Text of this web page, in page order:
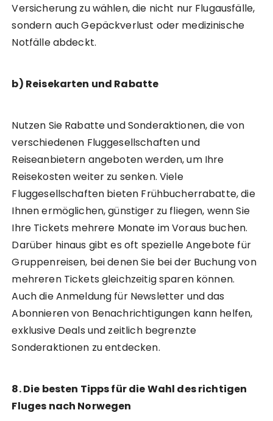
Versicherung zu wählen, die nicht nur Flugausfälle,
sondern auch Gepäckverlust oder medizinische
Notfälle abdeckt.
b) Reisekarten und Rabatte
Nutzen Sie Rabatte und Sonderaktionen, die von
verschiedenen Fluggesellschaften und
Reiseanbietern angeboten werden, um Ihre
Reisekosten weiter zu senken. Viele
Fluggesellschaften bieten Frühbucherrabatte, die
Ihnen ermöglichen, günstiger zu fliegen, wenn Sie
Ihre Tickets mehrere Monate im Voraus buchen.
Darüber hinaus gibt es oft spezielle Angebote für
Gruppenreisen, bei denen Sie bei der Buchung von
mehreren Tickets gleichzeitig sparen können.
Auch die Anmeldung für Newsletter und das
Abonnieren von Benachrichtigungen kann helfen,
exklusive Deals und zeitlich begrenzte
Sonderaktionen zu entdecken.
8. Die besten Tipps für die Wahl des richtigen
Fluges nach Norwegen